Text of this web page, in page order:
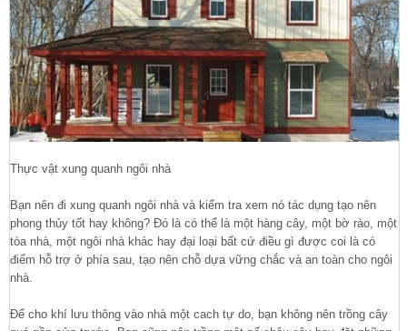
Thực vật xung quanh ngôi nhà
Bạn nên đi xung quanh ngôi nhà và kiểm tra xem nó tác dụng tạo nên
phong thủy tốt hay không? Đó là có thể là một hàng cây, một bờ rào, một
tòa nhà, một ngôi nhà khác hay đại loại bất cứ điều gì được coi là có
điểm hỗ trợ ở phía sau, tạo nên chỗ dựa vững chắc và an toàn cho ngôi
nhà.
Để cho khí lưu thông vào nhà một cach tự do, bạn không nên trồng cây